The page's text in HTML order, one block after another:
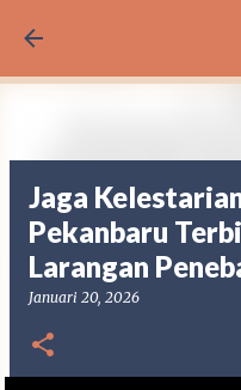
Jaga
Pekanbaru
Larangan
Januari 20, 2026